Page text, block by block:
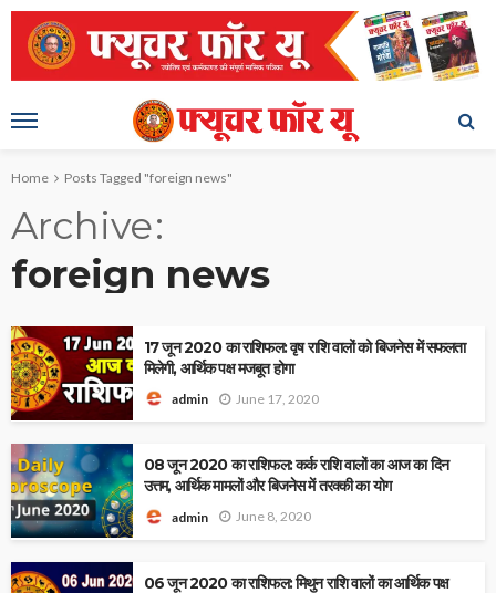
Home Posts Tagged "foreign news"
Archive
foreign news
17 जून 2020 का राशिफल: वृष राशि वालों को बिजनेस में सफलता
मिलेगी, आर्थिक पक्ष मजबूत होगा
admin June 17, 2020
08 जून 2020 का राशिफल: कर्क राशि वालों का आज का दिन
उत्तम, आर्थिक मामलों और बिजनेस में तरक्की का योग
admin June 8, 2020
06 जून 2020 का राशिफल: मिथुन राशि वालों का आर्थिक पक्ष